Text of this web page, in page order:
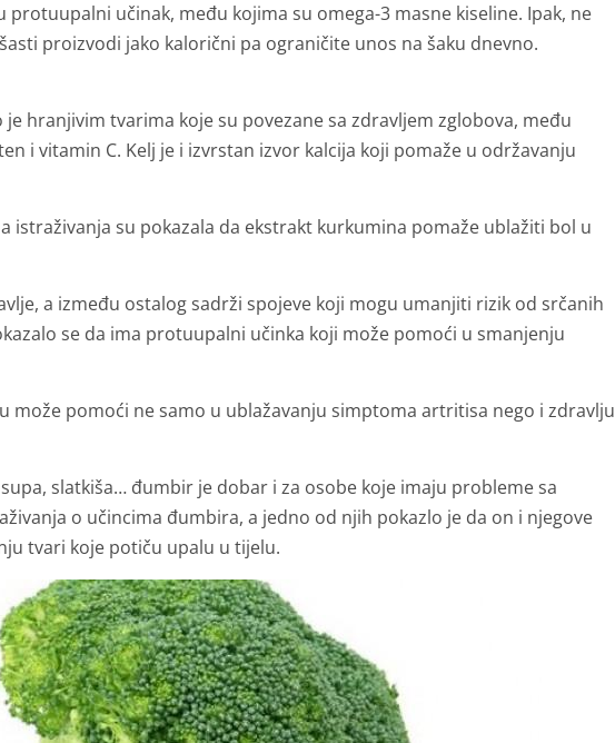
učinak, među kojima su omega-3 masne kiseline. Ipak, ne
proizvodi jako kalorični pa ograničite unos na šaku dnevno.
hranjivim tvarima koje su povezane sa zdravljem zglobova, među
i vitamin C. Kelj je i izvrstan izvor kalcija koji pomaže u održavanju
istraživanja su pokazala da ekstrakt kurkumina pomaže ublažiti bol u
a između ostalog sadrži spojeve koji mogu umanjiti rizik od srčanih
se da ima protuupalni učinka koji može pomoći u smanjenju
može pomoći ne samo u ublažavanju simptoma artritisa nego i zdravlju
slatkiša… đumbir je dobar i za osobe koje imaju probleme sa
o učincima đumbira, a jedno od njih pokazlo je da on i njegove
tvari koje potiču upalu u tijelu.